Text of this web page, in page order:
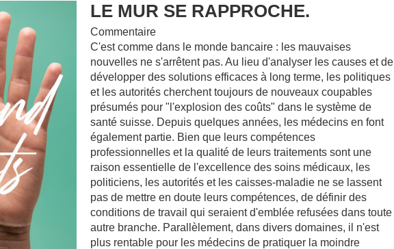
LE MUR SE RAPPROCHE.
Commentaire
C'est comme dans le monde bancaire : les mauvaises
nouvelles ne s'arrêtent pas. Au lieu d'analyser les causes et de
développer des solutions efficaces à long terme, les politiques
et les autorités cherchent toujours de nouveaux coupables
présumés pour "l'explosion des coûts" dans le système de
santé suisse. Depuis quelques années, les médecins en font
également partie. Bien que leurs compétences
professionnelles et la qualité de leurs traitements sont une
raison essentielle de l'excellence des soins médicaux, les
politiciens, les autorités et les caisses-maladie ne se lassent
pas de mettre en doute leurs compétences, de définir des
conditions de travail qui seraient d'emblée refusées dans toute
autre branche. Parallèlement, dans divers domaines, il n'est
plus rentable pour les médecins de pratiquer la moindre